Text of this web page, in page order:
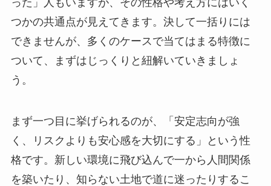
った」人もいますが、その性格や考え方にはいく
つかの共通点が見えてきます。決して一括りには
できませんが、多くのケースで当てはまる特徴に
ついて、まずはじっくりと紐解いていきましょ
う。
まず一つ目に挙げられるのが、「安定志向が強
く、リスクよりも安心感を大切にする」という性
格です。新しい環境に飛び込んで一から人間関係
を築いたり、知らない土地で道に迷ったりするこ